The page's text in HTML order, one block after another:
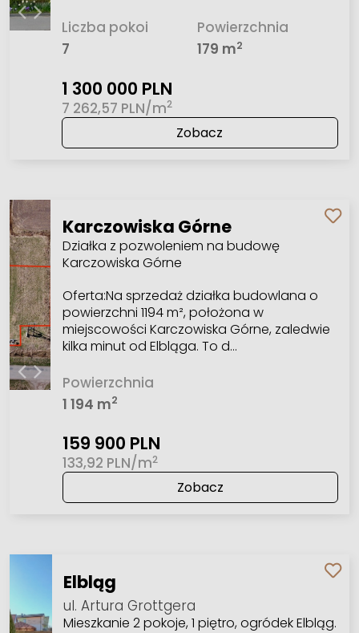
Liczba pokoi
7
Powierzchnia
179 m2
1 300 000 PLN
7 262,57 PLN/m2
Zobacz
Karczowiska Górne
Działka z pozwoleniem na budowę
Karczowiska Górne
Oferta:Na sprzedaż działka budowlana o
powierzchni 1194 m², położona w
miejscowości Karczowiska Górne, zaledwie
kilka minut od Elbląga. To d…
Powierzchnia
1 194 m2
159 900 PLN
133,92 PLN/m2
Zobacz
Elbląg
ul. Artura Grottgera
Mieszkanie 2 pokoje, 1 piętro, ogródek Elbląg.